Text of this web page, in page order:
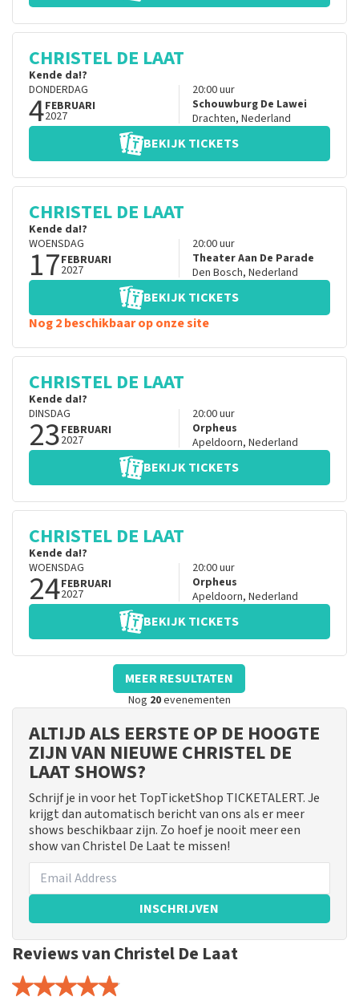
CHRISTEL DE LAAT
Kende da!?
DONDERDAG
4FEBRUARI
2027
20:00uur
Schouwburg De Lawei
Drachten, Nederland
BEKIJK TICKETS
CHRISTEL DE LAAT
Kende da!?
WOENSDAG
17FEBRUARI
2027
20:00uur
Theater Aan De Parade
Den Bosch, Nederland
BEKIJK TICKETS
Nog 2 beschikbaar op onze site
CHRISTEL DE LAAT
Kende da!?
DINSDAG
23FEBRUARI
2027
20:00uur
Orpheus
Apeldoorn, Nederland
BEKIJK TICKETS
CHRISTEL DE LAAT
Kende da!?
WOENSDAG
24FEBRUARI
2027
20:00uur
Orpheus
Apeldoorn, Nederland
BEKIJK TICKETS
MEER RESULTATEN
Nog 20evenementen
ALTIJD ALS EERSTE OP DE HOOGTE
ZIJN VAN NIEUWE CHRISTEL DE
LAAT SHOWS?
Schrijf je in voor het TopTicketShop TICKETALERT. Je
krijgt dan automatisch bericht van ons als er meer
shows beschikbaar zijn. Zo hoef je nooit meer een
show van Christel De Laat te missen!
INSCHRIJVEN
Reviews van Christel De Laat